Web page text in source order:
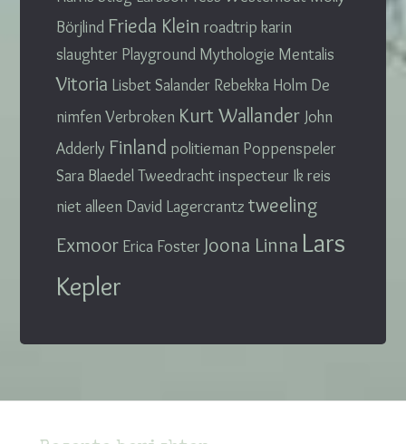
Börjlind Frieda Klein roadtrip karin
slaughter Playground Mythologie Mentalis
Vitoria Lisbet Salander Rebekka Holm De
nimfenVerbroken Kurt Wallander John
Adderly Finland politieman Poppenspeler
Sara BlaedelTweedrachtinspecteur Ik reis
niet alleen David Lagercrantz tweeling
Exmoor Erica Foster Joona Linna Lars
Kepler